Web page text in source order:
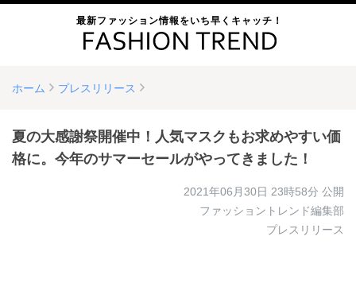
最新ファッション情報をいち早くキャッチ！
ホーム プレスリリース
夏の大感謝祭開催中！人気マスクもお求めやすい価
格に。今年のサマーセールがやってきました！
2021年06月30日 23時58分 公開
ファッショントレンド編集部
プレスリリース